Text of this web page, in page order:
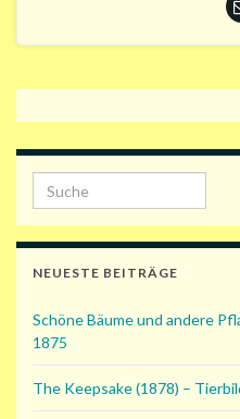
Search for:
NEUESTE BEITRÄGE
Schöne Bäume und andere
1875
The Keepsake (1878) –